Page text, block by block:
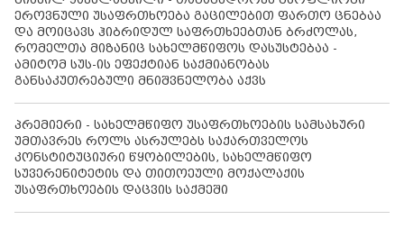
ეროვნული უსაფრთხოება გაცილებით ფართო ცნებაა
და მოიცავს ჰიბრიდულ საფრთხეებთან ბრძოლას,
რომელთა მიზანიც სახელმწიფოს დასუსტებაა -
ამიტომ სუს-ის ეფექტიან საქმიანობას
განსაკუთრებული მნიშვნელობა აქვს
პრემიერი - სახელმწიფო უსაფრთხოების სამსახური
უმთავრეს როლს ასრულებს საქართველოს
კონსტიტუციური წყობილების, სახელმწიფო
სუვერენიტეტის და თითოეული მოქალაქის
უსაფრთხოების დაცვის საქმეში